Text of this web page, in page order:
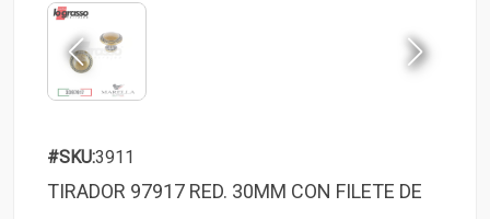
#SKU:3911
TIRADOR 97917 RED. 30MM CON FILETE DE